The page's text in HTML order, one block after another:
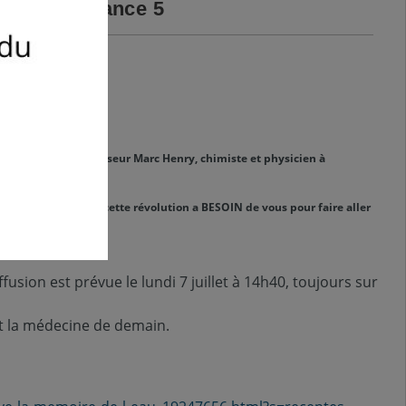
sur France 5
:
du VIH et le Professeur Marc Henry, chimiste et physicien à
quantique mais cette révolution a BESOIN de vous pour faire aller
est prévue le lundi 7 juillet à 14h40, toujours sur
médecine de demain.